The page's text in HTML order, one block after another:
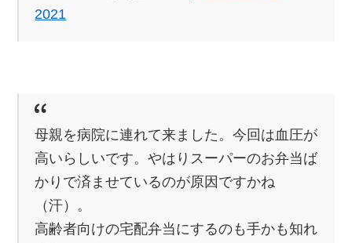
2021
母親を病院に連れて来ました。今回は血圧が
高いらしいです。やはりスーパーのお弁当ば
かりで済ませているのが原因ですかね
（汗）。
高齢者向けの宅配弁当にするのも手かも知れ